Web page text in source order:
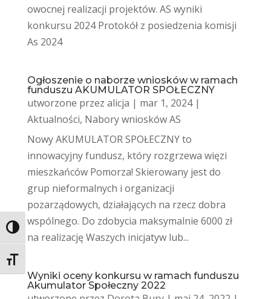
Toggle High Contrast
Toggle Font size
owocnej realizacji projektów. AS wyniki
konkursu 2024 Protokół z posiedzenia komisji
As 2024
Ogłoszenie o naborze wniosków w ramach
funduszu AKUMULATOR SPOŁECZNY
utworzone przez alicja | mar 1, 2024|
Aktualności, Nabory wniosków AS
Nowy AKUMULATOR SPOŁECZNY to
innowacyjny fundusz, który rozgrzewa więzi
mieszkańców Pomorza! Skierowany jest do
grup nieformalnych i organizacji
pozarządowych, działających na rzecz dobra
wspólnego. Do zdobycia maksymalnie 6000 zł
na realizację Waszych inicjatyw lub...
Wyniki oceny konkursu w ramach funduszu
Akumulator Społeczny 2022